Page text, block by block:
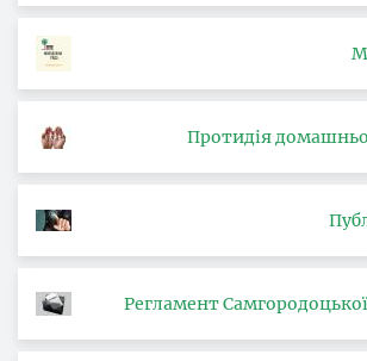
Протидія
Регламент Самгородоцької